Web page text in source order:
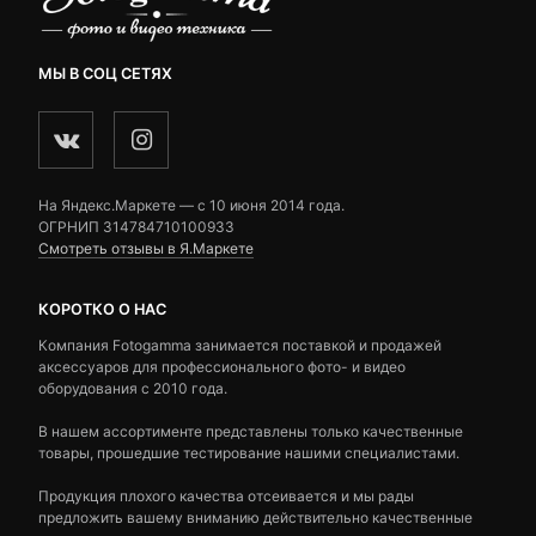
МЫ В СОЦ СЕТЯХ
На Яндекс.Маркете — c 10 июня 2014 года.
ОГРНИП 314784710100933
Смотреть отзывы в Я.Маркете
КОРОТКО О НАС
Компания Fotogamma занимается поставкой и продажей
аксессуаров для профессионального фото- и видео
оборудования с 2010 года.
В нашем ассортименте представлены только качественные
товары, прошедшие тестирование нашими специалистами.
Продукция плохого качества отсеивается и мы рады
предложить вашему вниманию действительно качественные